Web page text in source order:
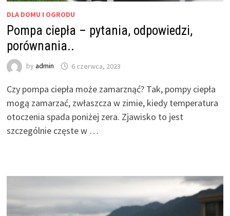
DLA DOMU I OGRODU
Pompa ciepła – pytania, odpowiedzi,
porównania..
by admin 6 czerwca, 2023
Czy pompa ciepła może zamarznąć? Tak, pompy ciepła
mogą zamarzać, zwłaszcza w zimie, kiedy temperatura
otoczenia spada poniżej zera. Zjawisko to jest
szczególnie częste w …